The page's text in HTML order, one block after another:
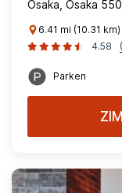
Osaka, Osaka
6.41 mi (10.31
4.58
Parken